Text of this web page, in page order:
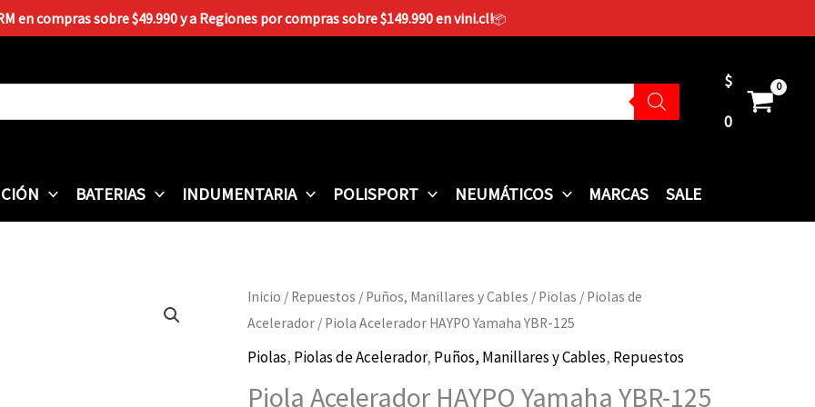
en compras sobre $49.990 y a Regiones por compras sobre $149.990 en vini.cl!📦
$
0
BATERIAS INDUMENTARIA POLISPORT NEUMÁTICOS MARCAS SALE
Inicio / Repuestos / Puños, Manillares y Cables / Piolas / Piolas de
Acelerador / Piola Acelerador HAYPO Yamaha YBR-125
Piolas, Piolas de Acelerador, Puños, Manillares y Cables, Repuestos
Piola Acelerador HAYPO Yamaha YBR-125
Piola
Acelerador
HAYPO